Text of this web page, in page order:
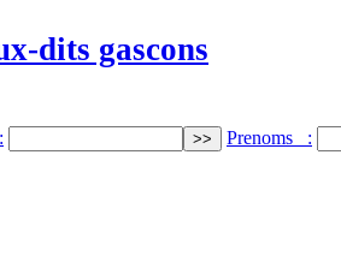
dits gascons
Prenoms :